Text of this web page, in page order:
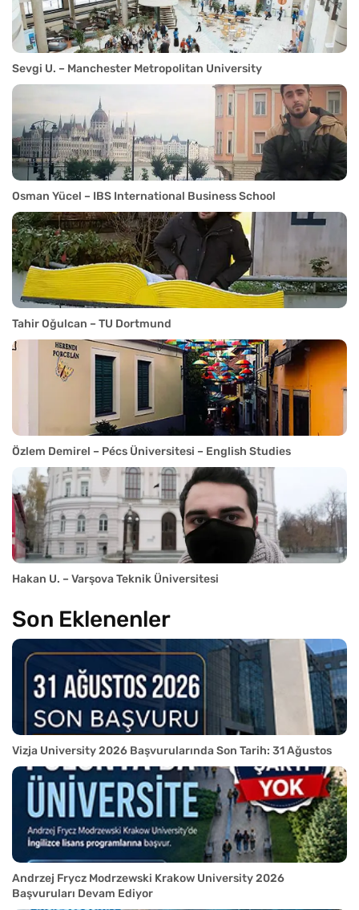
Sevgi U. – Manchester Metropolitan University
Osman Yücel – IBS International Business School
Tahir Oğulcan – TU Dortmund
Özlem Demirel – Pécs Üniversitesi – English Studies
Hakan U. – Varşova Teknik Üniversitesi
Son Eklenenler
Vizja University 2026 Başvurularında Son Tarih: 31 Ağustos
Andrzej Frycz Modrzewski Krakow University 2026
Başvuruları Devam Ediyor